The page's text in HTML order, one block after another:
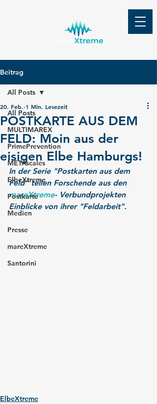
Beitrag
All Posts
MULTIMAREX
PrimePrevention
METAscales
ElbeXtreme
Postkarte
Medien
Presse
mareXtreme
Santorini
All Posts
POSTKARTE AUS DEM
FELD: Moin aus der
eisigen Elbe Hamburgs!
20. Feb. 1 Min. Lesezeit
In der Serie "Postkarten aus dem
Feld" teilen Forschende aus den
mareXtreme- Verbundprojekten
Einblicke von ihrer "Feldarbeit".
ElbeXtreme